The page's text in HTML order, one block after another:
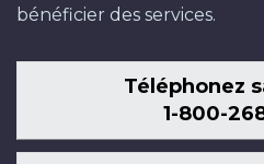
bénéficier des services.
Téléphonez
1-800-